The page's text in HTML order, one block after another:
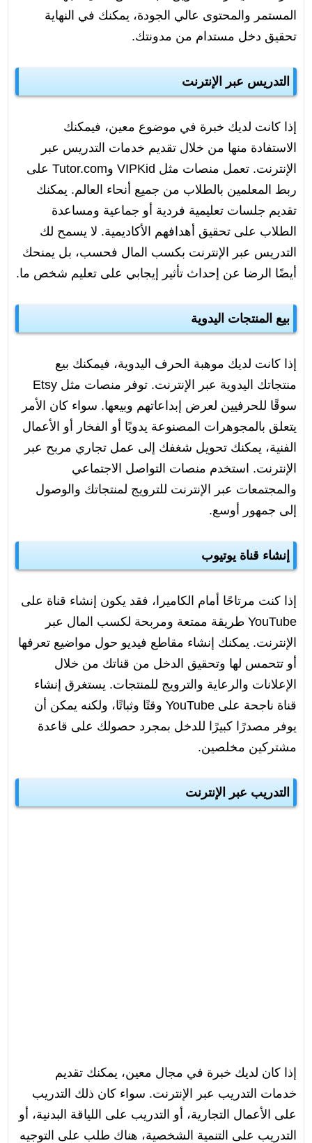
المستمر والمحتوى عالي الجودة، يمكنك في النهاية
تحقيق دخل مستدام من مدونتك.
التدريس عبر الإنترنت
إذا كانت لديك خبرة في موضوع معين، فيمكنك
الاستفادة منها من خلال تقديم خدمات التدريس عبر
الإنترنت. تعمل منصات مثل VIPKid وTutor.com على
ربط المعلمين بالطلاب من جميع أنحاء العالم. يمكنك
تقديم جلسات تعليمية فردية أو جماعية ومساعدة
الطلاب على تحقيق أهدافهم الأكاديمية. لا يسمح لك
التدريس عبر الإنترنت بكسب المال فحسب، بل يمنحك
أيضًا الرضا عن إحداث تأثير إيجابي على تعليم شخص ما.
بيع المنتجات اليدوية
إذا كانت لديك موهبة الحرف اليدوية، فيمكنك بيع
منتجاتك اليدوية عبر الإنترنت. توفر منصات مثل Etsy
سوقًا للحرفيين لعرض إبداعاتهم وبيعها. سواء كان الأمر
يتعلق بالمجوهرات المصنوعة يدويًا أو الفخار أو الأعمال
الفنية، يمكنك تحويل شغفك إلى عمل تجاري مربح عبر
الإنترنت. استخدم منصات التواصل الاجتماعي
والمجتمعات عبر الإنترنت للترويج لمنتجاتك والوصول
إلى جمهور أوسع.
إنشاء قناة يوتيوب
إذا كنت مرتاحًا أمام الكاميرا، فقد يكون إنشاء قناة على
YouTube طريقة ممتعة ومربحة لكسب المال عبر
الإنترنت. يمكنك إنشاء مقاطع فيديو حول مواضيع تعرفها
أو تتحمس لها وتحقيق الدخل من قناتك من خلال
الإعلانات والرعاية والترويج للمنتجات. يستغرق إنشاء
قناة ناجحة على YouTube وقتًا وثباتًا، ولكنه يمكن أن
يوفر مصدرًا كبيرًا للدخل بمجرد حصولك على قاعدة
مشتركين مخلصين.
التدريب عبر الإنترنت
إذا كان لديك خبرة في مجال معين، يمكنك تقديم
خدمات التدريب عبر الإنترنت. سواء كان ذلك التدريب
على الأعمال التجارية، أو التدريب على اللياقة البدنية، أو
التدريب على التنمية الشخصية، هناك طلب على التوجيه